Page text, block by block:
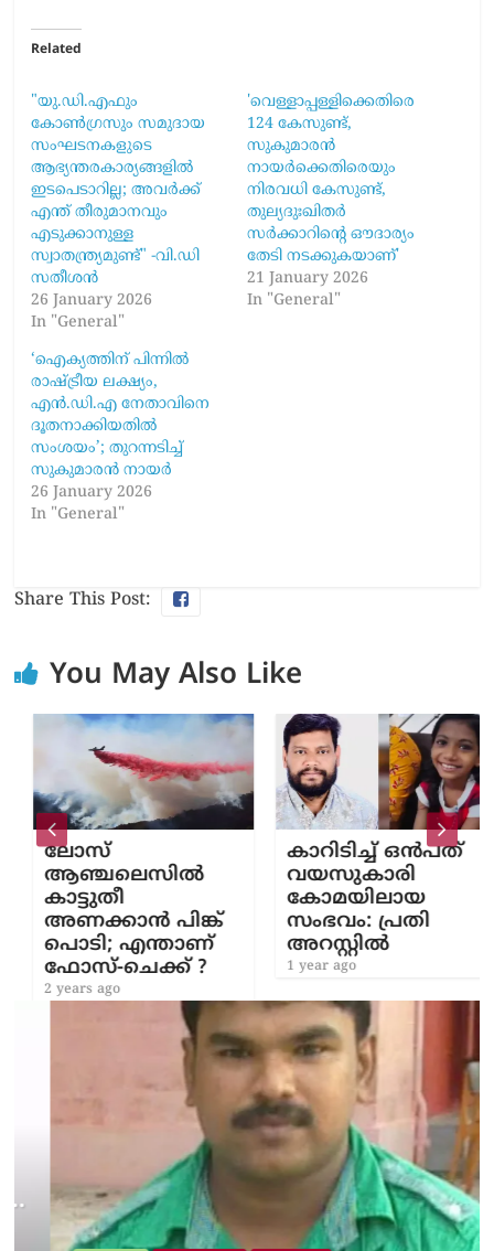
Related
"യു.ഡി.എഫും
കോണ്‍ഗ്രസും സമുദായ
സംഘടനകളുടെ
ആഭ്യന്തരകാര്യങ്ങളില്‍
ഇടപെടാറില്ല; അവര്‍ക്ക്
എന്ത് തീരുമാനവും
എടുക്കാനുള്ള
സ്വാതന്ത്ര്യമുണ്ട്" -വി.ഡി
സതീശൻ
26 January 2026
In "General"
'വെള്ളാപ്പള്ളിക്കെതിരെ
124 കേസുണ്ട്,
സുകുമാരൻ
നായർക്കെതിരെയും
നിരവധി കേസുണ്ട്,
തുല്യദുഃഖിതർ
സർക്കാറിന്റെ ഔദാര്യം
തേടി നടക്കുകയാണ്'
21 January 2026
In "General"
‘ഐക്യത്തിന് പിന്നിൽ
രാഷ്ട്രീയ ലക്ഷ്യം,
എൻ.ഡി.എ നേതാവിനെ
ദൂതനാക്കിയതിൽ
സംശയം’; തുറന്നടിച്ച്
സുകുമാരൻ നായർ
26 January 2026
In "General"
Share This Post:
You May Also Like
ലോസ്
ആഞ്ചലെസില്‍
കാട്ടുതീ
അണക്കാൻ പിങ്ക്
പൊടി; എന്താണ്
ഫോസ്-ചെക്ക് ?
2 years ago
കാറിടിച്ച് ഒൻപത്
വയസുകാരി
കോമയിലായ
സംഭവം: പ്രതി
അറസ്റ്റിൽ
1 year ago